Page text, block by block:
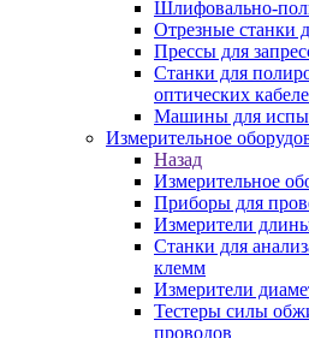
Шлифовально-
Отрезные станки
Прессы для
Станки для
оптических
Машины для
Измерительное
Назад
Измерительное
Приборы для
Измерители
Станки для
клемм
Измерители
Тестеры силы
проводов